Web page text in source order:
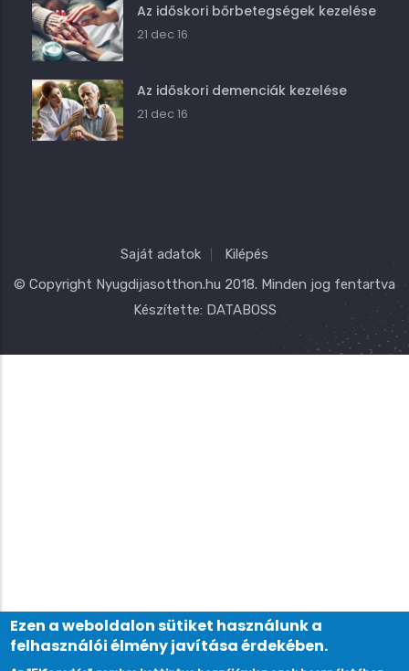
Az időskori bőrbetegségek kezelése
21 dec 16
Az időskori demenciák kezelése
21 dec 16
Saját adatok
Kilépés
© Copyright Nyugdijasotthon.hu 2018. Minden jog fentartva
Készítette: DATABOSS
Ezen a weboldalon sütiket használunk a
felhasználói élmény javítása érdekében.